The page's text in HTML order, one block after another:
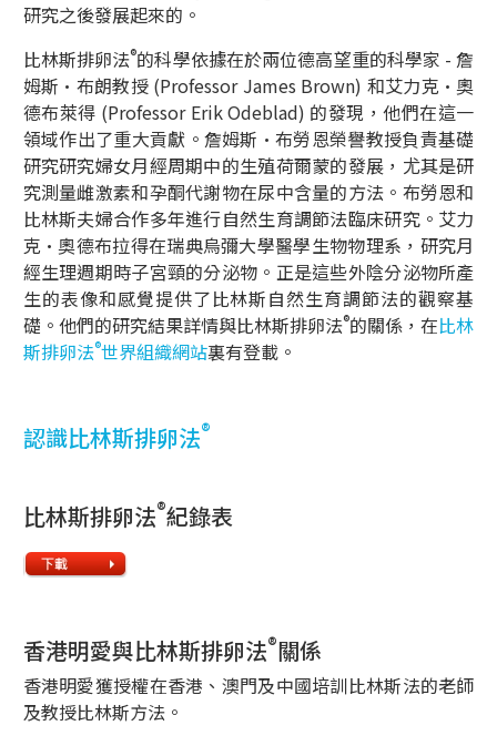
研究之後發展起來的。
比林斯排卵法®的科學依據在於兩位德高望重的科學家 - 詹
姆斯•布朗教授 (Professor James Brown) 和艾力克•奧
德布萊得 (Professor Erik Odeblad) 的發現，他們在這一
領域作出了重大貢獻。詹姆斯•布勞恩榮譽教授負責基礎
研究研究婦女月經周期中的生殖荷爾蒙的發展，尤其是研
究測量雌激素和孕酮代謝物在尿中含量的方法。布勞恩和
比林斯夫婦合作多年進行自然生育調節法臨床研究。艾力
克•奧德布拉得在瑞典烏彌大學醫學生物物理系，研究月
經生理週期時子宮頸的分泌物。正是這些外陰分泌物所產
生的表像和感覺提供了比林斯自然生育調節法的觀察基
礎。他們的研究結果詳情與比林斯排卵法®的關係，在比林
斯排卵法®世界組織網站裏有登載。
認識比林斯排卵法®
比林斯排卵法®紀錄表
香港明愛與比林斯排卵法®關係
香港明愛獲授權在香港、澳門及中國培訓比林斯法的老師
及教授比林斯方法。